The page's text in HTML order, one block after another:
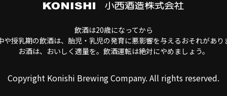
飲酒は20歳になってから
や授乳期の飲酒は、胎児・乳児の発育に悪影響を与えるおそれがあり
お酒は、おいしく適量を。飲酒運転は絶対にやめましょう。
Copyright Konishi Brewing Company. All rights reserved.